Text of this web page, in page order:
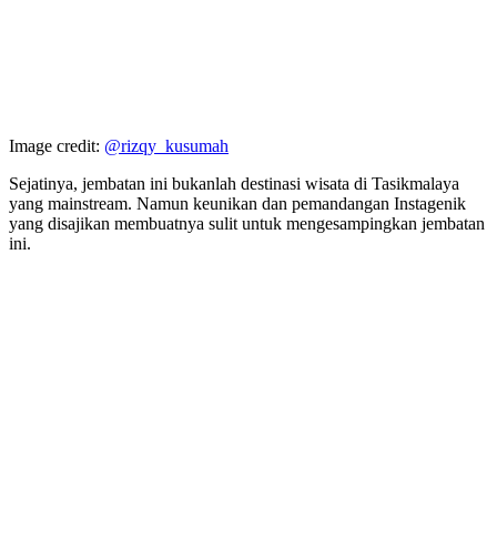
Image credit: @rizqy_kusumah
Sejatinya, jembatan ini bukanlah destinasi wisata di Tasikmalaya
yang mainstream. Namun keunikan dan pemandangan Instagenik
yang disajikan membuatnya sulit untuk mengesampingkan jembatan
ini.